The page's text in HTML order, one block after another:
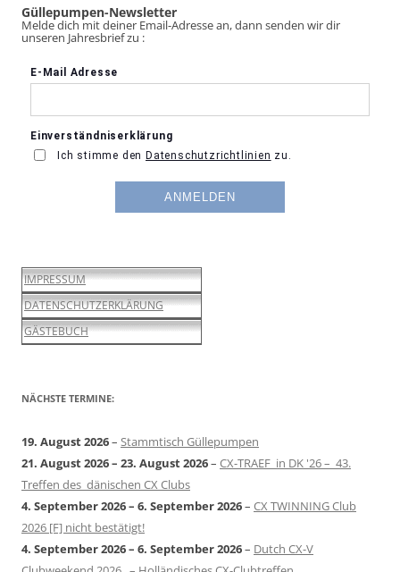
Güllepumpen-Newsletter
Melde dich mit deiner Email-Adresse an, dann senden wir dir
unseren Jahresbrief zu :
IMPRESSUM
DATENSCHUTZERKLÄRUNG
GÄSTEBUCH
NÄCHSTE TERMINE:
19. August 2026– Stammtisch Güllepumpen
21. August 2026– 23. August 2026– CX-TRAEF in DK '26 – 43.
Treffen des dänischen CX Clubs
4. September 2026– 6. September 2026– CX TWINNING Club
2026 [F] nicht bestätigt!
4. September 2026– 6. September 2026– Dutch CX-V